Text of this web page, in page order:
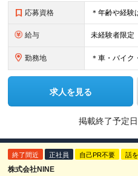
応募資格
給与
勤務地
求人を見る
掲載終了予定日
終了間近 正社員 自己PR不要 話
株式会社NINE